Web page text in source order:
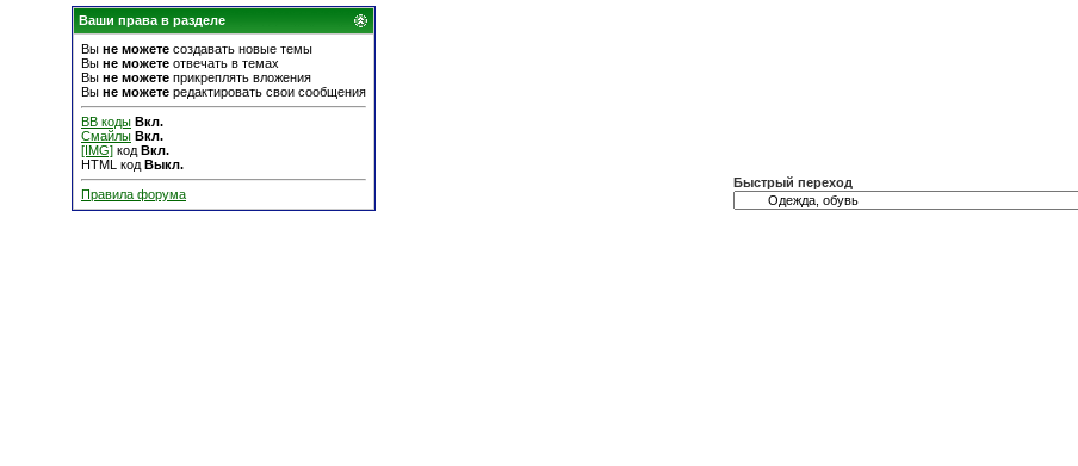
Ваши права в разделе
Вы не можете создавать новые темы
Вы не можете отвечать в темах
Вы не можете прикреплять вложения
Вы не можете редактировать свои сообщения
BB коды Вкл.
Смайлы Вкл.
[IMG] код Вкл.
HTML код Выкл.
Правила форума
Быстрый переход